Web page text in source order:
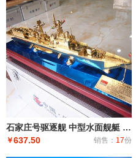
石家庄号驱逐舰 中型水面舰艇 军事海军舰艇模型 工艺船航模纪念摆件展览收藏品送
￥637.50 销售： 17份